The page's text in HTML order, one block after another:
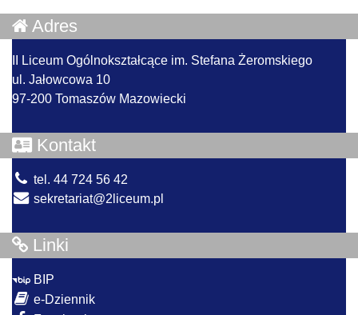
Adres
II Liceum Ogólnokształcące im. Stefana Żeromskiego
ul. Jałowcowa 10
97-200 Tomaszów Mazowiecki
Kontakt
tel. 44 724 56 42
sekretariat@2liceum.pl
Linki
BIP
e-Dziennik